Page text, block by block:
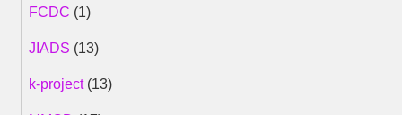
FCDC (1)
JIADS (13)
k-project(13)